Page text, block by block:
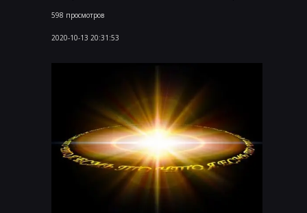
598 просмотров
2020-10-13 20:31:53